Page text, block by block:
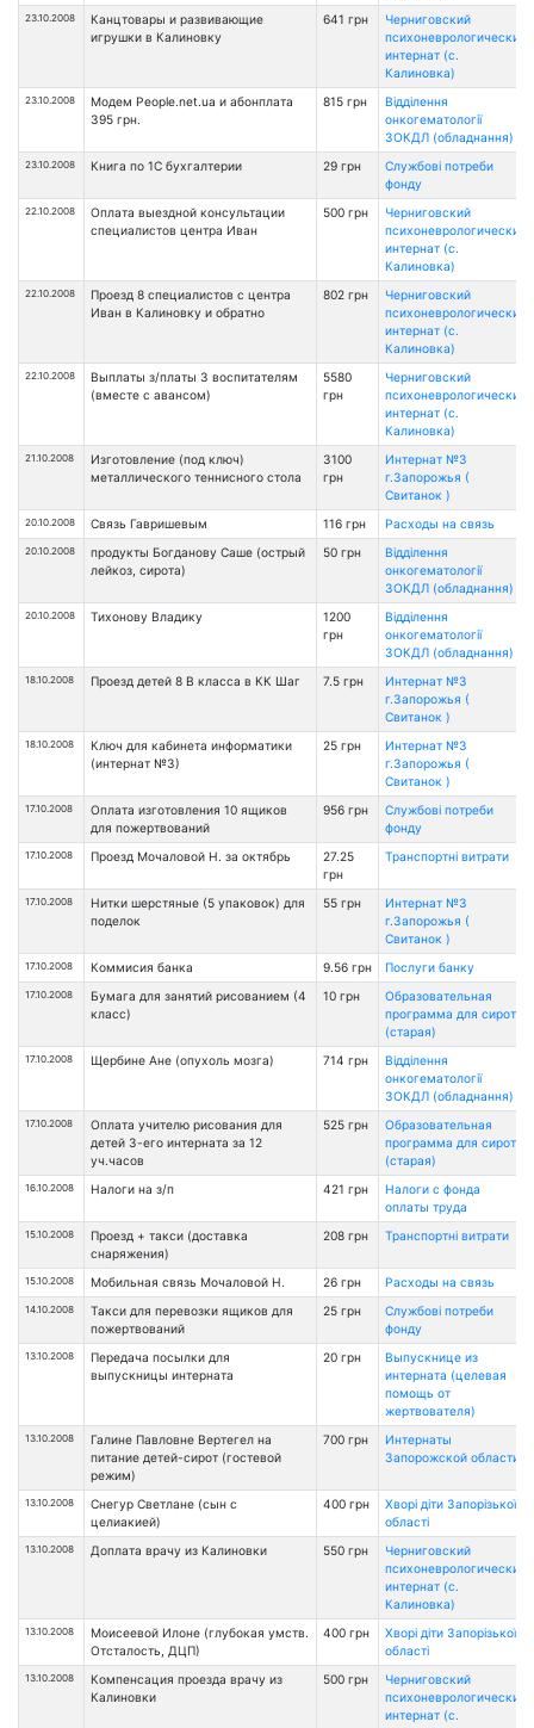
23.10.2008
Канцтовары и развивающие
игрушки в Калиновку
641 грн
Черниговский
психоневрологический
интернат (с.
Калиновка)
23.10.2008
Модем People.net.ua и абонплата
395 грн.
815 грн
Відділення
онкогематології
ЗОКДЛ (обладнання)
23.10.2008 Книга по 1С бухгалтерии 29 грн
Службові потреби
фонду
22.10.2008
Оплата выездной консультации
специалистов центра Иван
500 грн
Черниговский
психоневрологический
интернат (с.
Калиновка)
22.10.2008
Проезд 8 специалистов с центра
Иван в Калиновку и обратно
802 грн
Черниговский
психоневрологический
интернат (с.
Калиновка)
22.10.2008
Выплаты з/платы 3 воспитателям
(вместе с авансом)
5580
грн
Черниговский
психоневрологический
интернат (с.
Калиновка)
21.10.2008
Изготовление (под ключ)
металлического теннисного стола
3100
грн
Интернат №3
г.Запорожья (
Свитанок )
20.10.2008 Связь Гавришевым 116 грн Расходы на связь
20.10.2008
продукты Богданову Саше (острый
лейкоз, сирота)
50 грн
Відділення
онкогематології
ЗОКДЛ (обладнання)
20.10.2008 Тихонову Владику
1200
грн
Відділення
онкогематології
ЗОКДЛ (обладнання)
18.10.2008 Проезд детей 8 В класса в КК Шаг 7.5 грн
Интернат №3
г.Запорожья (
Свитанок )
18.10.2008
Ключ для кабинета информатики
(интернат №3)
25 грн
Интернат №3
г.Запорожья (
Свитанок )
17.10.2008
Оплата изготовления 10 ящиков
для пожертвований
956 грн
Службові потреби
фонду
17.10.2008 Проезд Мочаловой Н. за октябрь
27.25
грн
Транспортні витрати
17.10.2008
Нитки шерстяные (5 упаковок) для
поделок
55 грн
Интернат №3
г.Запорожья (
Свитанок )
17.10.2008 Коммисия банка 9.56 грн Послуги банку
17.10.2008
Бумага для занятий рисованием (4
класс)
10 грн
Образовательная
программа для сирот
(старая)
17.10.2008 Щербине Ане (опухоль мозга) 714 грн
Відділення
онкогематології
ЗОКДЛ (обладнання)
17.10.2008
Оплата учителю рисования для
детей 3-его интерната за 12
уч.часов
525 грн
Образовательная
программа для сирот
(старая)
16.10.2008 Налоги на з/п 421 грн
Налоги с фонда
оплаты труда
15.10.2008
Проезд + такси (доставка
снаряжения)
208 грн Транспортні витрати
15.10.2008 Мобильная связь Мочаловой Н. 26 грн Расходы на связь
14.10.2008
Такси для перевозки ящиков для
пожертвований
25 грн
Службові потреби
фонду
13.10.2008
Передача посылки для
выпускницы интерната
20 грн
Выпускнице из
интерната (целевая
помощь от
жертвователя)
13.10.2008
Галине Павловне Вертегел на
питание детей-сирот (гостевой
режим)
700 грн
Интернаты
Запорожской области
13.10.2008
Снегур Светлане (сын с
целиакией)
400 грн
Хворі діти Запорізької
області
13.10.2008 Доплата врачу из Калиновки 550 грн
Черниговский
психоневрологический
интернат (с.
Калиновка)
13.10.2008
Моисеевой Илоне (глубокая умств.
Отсталость, ДЦП)
400 грн
Хворі діти Запорізької
області
13.10.2008
Компенсация проезда врачу из
Калиновки
500 грн
Черниговский
психоневрологический
интернат (с.